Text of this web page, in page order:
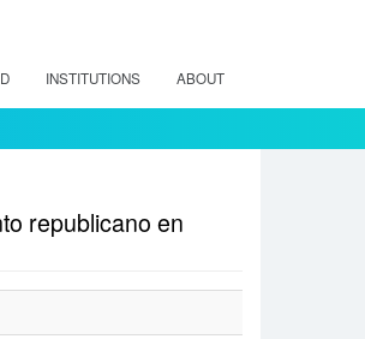
INSTITUTIONS ABOUT
republicano en